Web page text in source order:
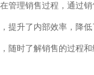
管理销售过程，通过
提升了内部效率，降
随时了解销售的过程